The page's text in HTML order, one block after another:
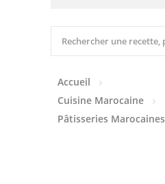
Entrées Froides
Tajines
Accueil
Cuisine Marocaine
Pâtisseries Marocaines